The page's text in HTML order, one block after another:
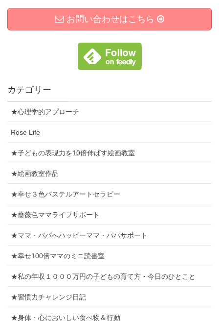
お問い合わせはこちら
カテゴリー
★心理学的アプローチ
Rose Life
★子どもの表現力を10倍伸ばす絵画教室
★絵画教室作品
★幸せ３色パステルアートセラピー
★薔薇色ママライフサポート
★ママ・パパへハッピーママ・パパサポート
★幸せ100倍ママのミニ読書室
★私の年収１０００万円の子どもの育て方・今日のひとこと
★習慣力チャレンジ日記
★身体・心においしい食べ物＆行動